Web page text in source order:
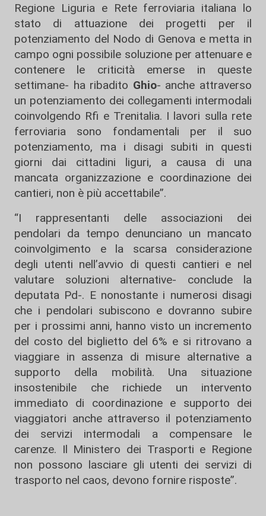
Regione Liguria e Rete ferroviaria italiana lo
stato di attuazione dei progetti per il
potenziamento del Nodo di Genova e metta in
campo ogni possibile soluzione per attenuare e
contenere le criticità emerse in queste
settimane- ha ribadito Ghio- anche attraverso
un potenziamento dei collegamenti intermodali
coinvolgendo Rfi e Trenitalia. I lavori sulla rete
ferroviaria sono fondamentali per il suo
potenziamento, ma i disagi subiti in questi
giorni dai cittadini liguri, a causa di una
mancata organizzazione e coordinazione dei
cantieri, non è più accettabile”.
“I rappresentanti delle associazioni dei
pendolari da tempo denunciano un mancato
coinvolgimento e la scarsa considerazione
degli utenti nell’avvio di questi cantieri e nel
valutare soluzioni alternative- conclude la
deputata Pd-. E nonostante i numerosi disagi
che i pendolari subiscono e dovranno subire
per i prossimi anni, hanno visto un incremento
del costo del biglietto del 6% e si ritrovano a
viaggiare in assenza di misure alternative a
supporto della mobilità. Una situazione
insostenibile che richiede un intervento
immediato di coordinazione e supporto dei
viaggiatori anche attraverso il potenziamento
dei servizi intermodali a compensare le
carenze. Il Ministero dei Trasporti e Regione
non possono lasciare gli utenti dei servizi di
trasporto nel caos, devono fornire risposte”.